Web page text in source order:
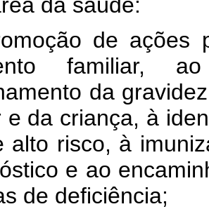
de ações
familiar,
da
e da criança, à
alto risco, à
e ao
de deficiência;